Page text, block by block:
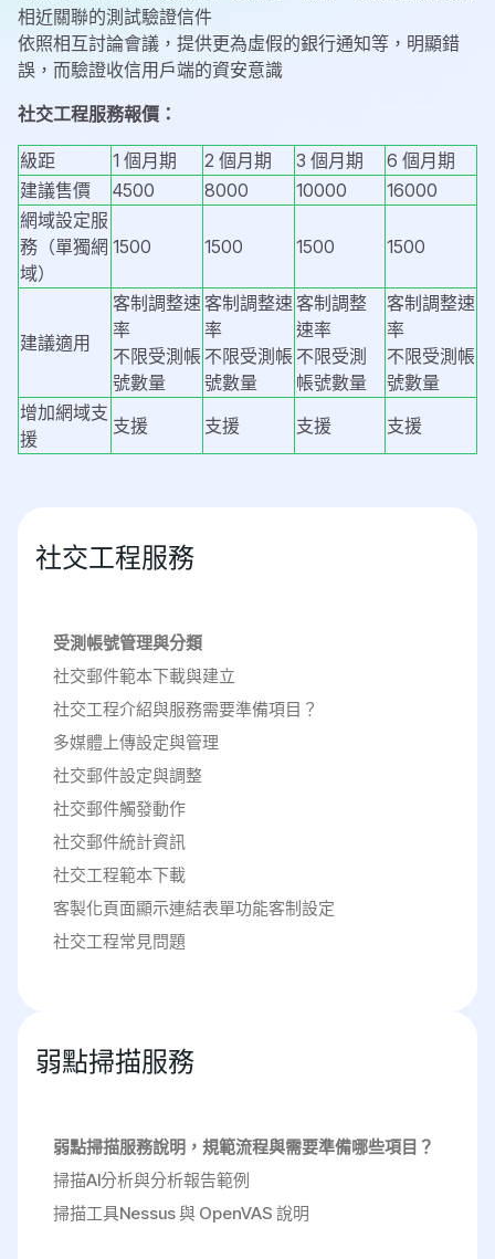
社交工程服務
受測帳號管理與分類
社交郵件範本下載與建立
社交工程介紹與服務需要準備項目？
多媒體上傳設定與管理
社交郵件設定與調整
社交郵件觸發動作
社交郵件統計資訊
社交工程範本下載
客製化頁面顯示連結表單功能客制設定
社交工程常見問題
弱點掃描服務
弱點掃描服務說明，規範流程與需要準備哪些項目？
掃描AI分析與分析報告範例
掃描工具Nessus 與 OpenVAS 說明
相近關聯的測試驗證信件
依照相互討論會議，提供更為虛假的銀行通知等，明顯錯
誤，而驗證收信用戶端的資安意識
社交工程服務報價：
級距 1 個月期 2 個月期 3 個月期
6 個月期
建議售價
4500 8000 10000
16000
網域設定服
務（單獨網
域）
1500 1500 1500 1500
建議適用
客制調整速
率
不限受測帳
號數量
客制調整速
率
不限受測帳
號數量
客制調整
速率
不限受測
帳號數量
客制調整速
率
不限受測帳
號數量
增加網域支
援
支援 支援 支援 支援